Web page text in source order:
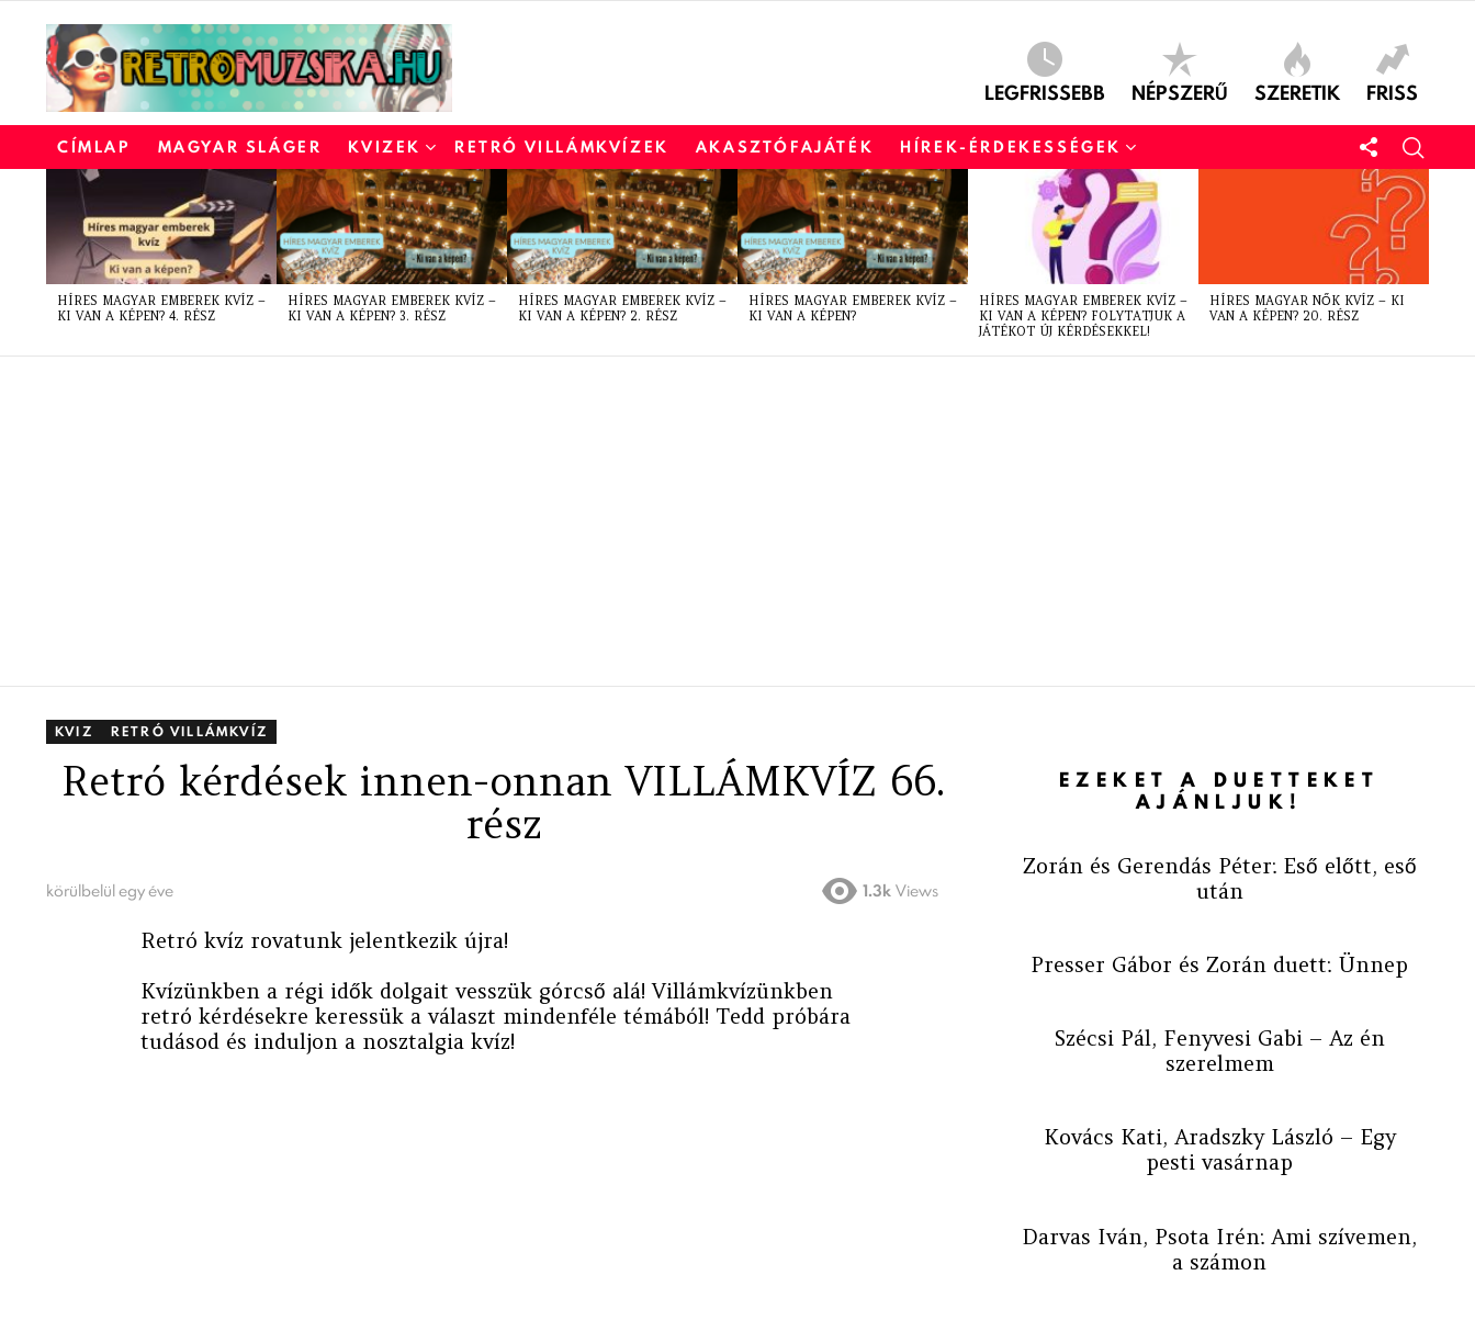
LEGFRISSEBB NÉPSZERŰ SZERETIK FRISS
CÍMLAP MAGYAR SLÁGER KVIZEK RETRÓ VILLÁMKVÍZEK AKASZTÓFAJÁTÉK HÍREK-ÉRDEKESSÉGEK
LATEST
STORIES
HÍRES MAGYAR EMBEREK KVÍZ –
KI VAN A KÉPEN? 4. RÉSZ
HÍRES MAGYAR EMBEREK KVÍZ –
KI VAN A KÉPEN? 3. RÉSZ
HÍRES MAGYAR EMBEREK KVÍZ –
KI VAN A KÉPEN? 2. RÉSZ
HÍRES MAGYAR EMBEREK KVÍZ –
KI VAN A KÉPEN?
HÍRES MAGYAR EMBEREK KVÍZ –
KI VAN A KÉPEN? FOLYTATJUK A
JÁTÉKOT ÚJ KÉRDÉSEKKEL!
HÍRES MAGYAR NŐK KVÍZ – KI
VAN A KÉPEN? 20. RÉSZ
KVIZ RETRÓ VILLÁMKVÍZ
Retró kérdések innen-onnan VILLÁMKVÍZ 66.
rész
körülbelül egy éve 1.3k Views
Retró kvíz rovatunk jelentkezik újra!
Kvízünkben a régi idők dolgait vesszük górcső alá! Villámkvízünkben
retró kérdésekre keressük a választ mindenféle témából! Tedd próbára
tudásod és induljon a nosztalgia kvíz!
EZEKET A DUETTEKET
AJÁNLJUK!
Zorán és Gerendás Péter: Eső előtt, eső
után
Presser Gábor és Zorán duett: Ünnep
Szécsi Pál, Fenyvesi Gabi – Az én
szerelmem
Kovács Kati, Aradszky László – Egy
pesti vasárnap
Darvas Iván, Psota Irén: Ami szívemen,
a számon